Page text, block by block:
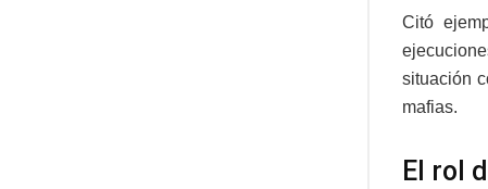
Citó
situación
mafias.
El rol